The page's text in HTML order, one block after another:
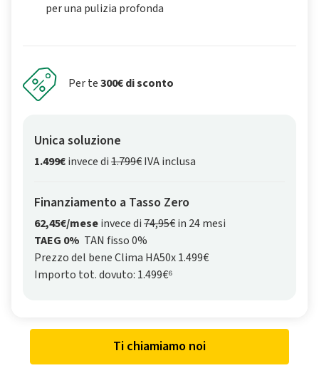
per una pulizia profonda
Per te300€ di sconto
Unica soluzione
1.499€invece di1.799€IVA inclusa
Finanziamento a Tasso Zero
62,45€/meseinvece di74,95€in 24 mesi
TAEG 0% TAN fisso 0%
Prezzo del bene Clima HA50x 1.499€
Importo tot. dovuto: 1.499€⁶
Ti chiamiamo noi